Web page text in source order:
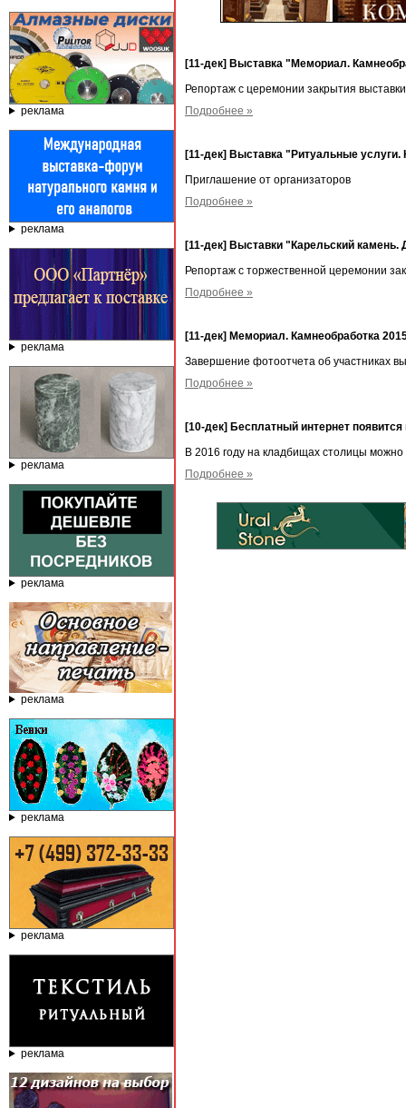
реклама
реклама
реклама
реклама
реклама
реклама
реклама
реклама
реклама
[11-дек] Выставка "Мемориал.
Репортаж с церемонии закрытия
Подробнее »
[11-дек] Выставка "Ритуальные услуги.
Приглашение от организаторов
Подробнее »
[11-дек] Выставки "Карельский
Репортаж с торжественной церемонии
Подробнее »
[11-дек] Мемориал. Камнеобработка
Завершение фотоотчета об участниках
Подробнее »
[10-дек] Бесплатный интернет
В 2016 году на кладбищах столицы можно
Подробнее »